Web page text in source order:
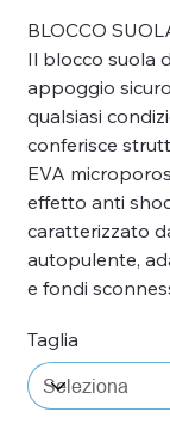
BLOCCO
Il blocco suola
appoggio
qualsiasi
conferisce
EVA
effetto anti
caratterizzato
autopulente,
e fondi
Taglia